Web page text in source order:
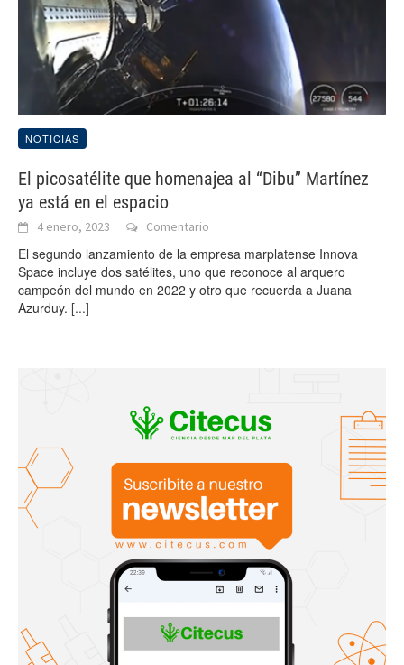
NOTICIAS
El picosatélite que homenajea al “Dibu” Martínez
ya está en el espacio
4 enero, 2023 Comentario
El segundo lanzamiento de la empresa marplatense Innova
Space incluye dos satélites, uno que reconoce al arquero
campeón del mundo en 2022 y otro que recuerda a Juana
Azurduy. [...]